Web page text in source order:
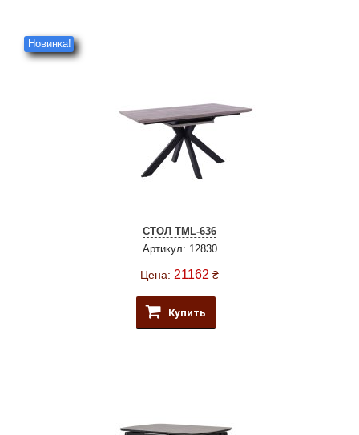
Новинка!
СТОЛ TML-636
Артикул: 12830
Цена: 21162 ₴
Купить